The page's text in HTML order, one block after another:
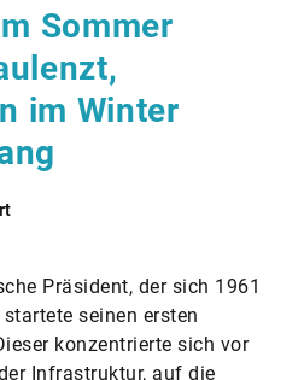
Sommer
im Winter
Präsident, der sich 1961
seinen ersten
konzentrierte sich vor
Infrastruktur, auf die